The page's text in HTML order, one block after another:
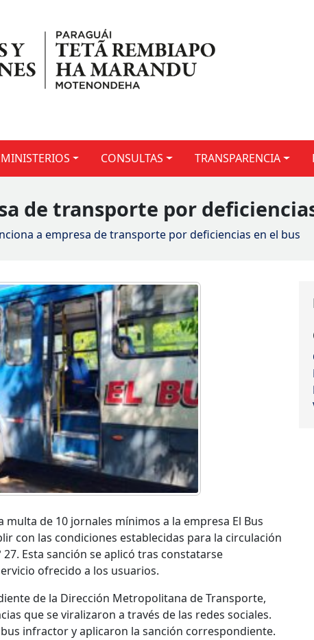
CONSULTAS TRANSPARENCIA
de transporte por
a empresa de transporte por deficiencias en el bus
de 10 jornales mínimos a la empresa El Bus
con las condiciones establecidas para la circulación
Esta sanción se aplicó tras constatarse
ofrecido a los usuarios.
de la Dirección Metropolitana de Transporte,
que se viralizaron a través de las redes sociales.
infractor y aplicaron la sanción correspondiente.